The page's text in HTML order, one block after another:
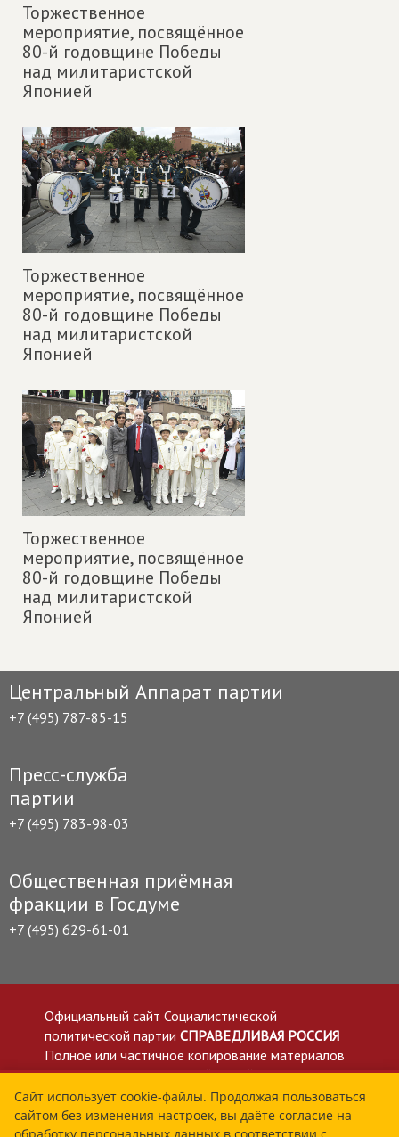
Торжественное
мероприятие, посвящённое
80-й годовщине Победы
над милитаристской
Японией
Торжественное
мероприятие, посвящённое
80-й годовщине Победы
над милитаристской
Японией
Торжественное
мероприятие, посвящённое
80-й годовщине Победы
над милитаристской
Японией
Центральный Аппарат партии
+7 (495) 787-85-15
Пресс-служба
партии
+7 (495) 783-98-03
Общественная приёмная
фракции в Госдуме
+7 (495) 629-61-01
Официальный сайт Социалистической
политической партии СПРАВЕДЛИВАЯ РОССИЯ
Полное или частичное копирование материалов
приветствуется со ссылкой на сайт spravedlivo.ru
Политика в отношении обработки персональных
данных
Сайт использует cookie-файлы. Продолжая пользоваться
сайтом без изменения настроек, вы даёте согласие на